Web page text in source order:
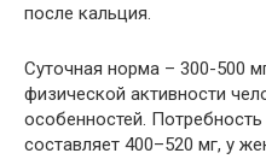
после кальция.
Суточная норма – 300-500
физической активности
особенностей.
составляет 400–520 мг, у